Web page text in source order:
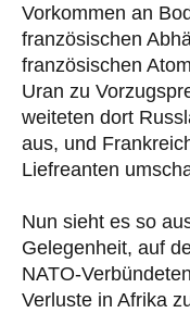
Vorkommen an
französischen
französischen
Uran zu
weiteten dort
aus, und
Liefreanten
Nun sieht es so
Gelegenheit, auf
NATO-
Verluste in Afrika